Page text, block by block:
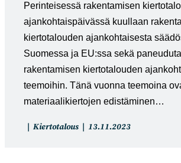
Perinteisessä rakentamisen
ajankohtaispäivässä kuullaan
kiertotalouden ajankohtaisesta
Suomessa ja EU:ssa sekä
rakentamisen kiertotalouden
teemoihin. Tänä vuonna teemoina
materiaalikiertojen edistäminen…
Artikkelin
Kiertotalous
Artikkeli
13.11.2023